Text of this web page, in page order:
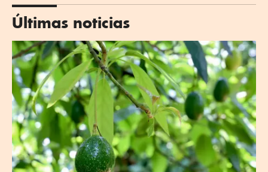
Últimas noticias